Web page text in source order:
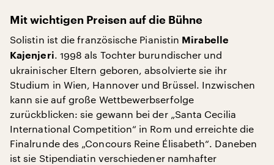
Mit wichtigen Preisen auf die Bühne
Solistin ist die französische Pianistin Mirabelle
Kajenjeri. 1998 als Tochter burundischer und
ukrainischer Eltern geboren, absolvierte sie ihr
Studium in Wien, Hannover und Brüssel. Inzwischen
kann sie auf große Wettbewerbserfolge
zurückblicken: sie gewann bei der „Santa Cecilia
International Competition“ in Rom und erreichte die
Finalrunde des „Concours Reine Élisabeth“. Daneben
ist sie Stipendiatin verschiedener namhafter